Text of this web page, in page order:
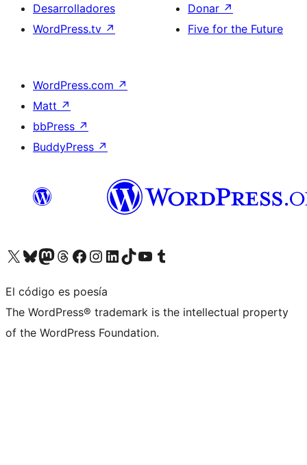
Desarrolladores
WordPress.tv ↗
Donar ↗
Five for the Future
WordPress.com ↗
Matt ↗
bbPress ↗
BuddyPress ↗
Visita nuestra cuenta de X (anteriormente Twitter)
Visita nuestra cuenta de Bluesky
Visita nuestra cuenta de Mastodon
Visita nuestra cuenta de Threads
Visita nuestra página de Facebook
Visita nuestra cuenta de Instagram
Visita nuestra cuenta de LinkedIn
Visita nuestra cuenta de TikTok
Visita nuestro canal de YouTube
Visita nuestra cuenta de Tumblr
El código es poesía
The WordPress® trademark is the intellectual property
of the WordPress Foundation.